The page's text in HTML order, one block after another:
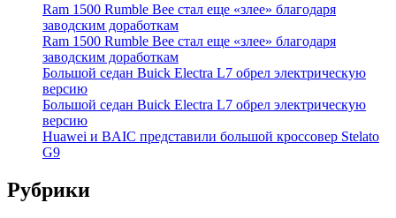
Ram 1500 Rumble Bee стал еще «злее» благодаря
заводским доработкам
Ram 1500 Rumble Bee стал еще «злее» благодаря
заводским доработкам
Большой седан Buick Electra L7 обрел электрическую
версию
Большой седан Buick Electra L7 обрел электрическую
версию
Huawei и BAIC представили большой кроссовер Stelato
G9
Рубрики